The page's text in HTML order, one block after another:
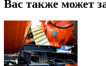
Вас также может